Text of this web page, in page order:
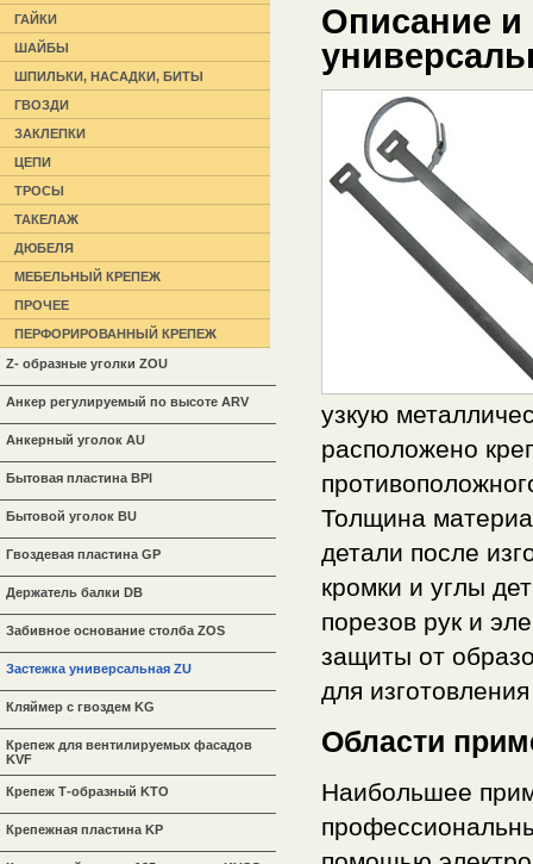
Описание и
узкую
расположено
Толщина
детали после
кромки и углы
порезов рук и
защиты от
для
Области
Наибольшее
ГАЙКИ
ШАЙБЫ
ШПИЛЬКИ, НАСАДКИ, БИТЫ
ГВОЗДИ
ЗАКЛЕПКИ
ЦЕПИ
ТРОСЫ
ТАКЕЛАЖ
ДЮБЕЛЯ
МЕБЕЛЬНЫЙ КРЕПЕЖ
ПРОЧЕЕ
ПЕРФОРИРОВАННЫЙ КРЕПЕЖ
Z- образные уголки ZOU
Анкер регулируемый по высоте ARV
Анкерный уголок AU
Бытовая пластина BPl
Бытовой уголок BU
Гвоздевая пластина GP
Держатель балки DB
Забивное основание столба ZOS
Застежка универсальная ZU
Кляймер с гвоздем KG
Крепеж для вентилируемых фасадов
KVF
Крепеж Т-образный KTO
Крепежная пластина KP